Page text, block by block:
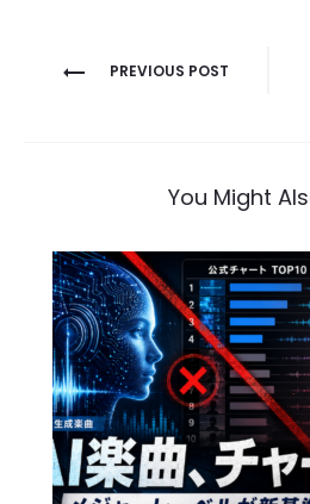
ゲ
ー
シ
ョ
ン
PREVIOUS POST
You Might